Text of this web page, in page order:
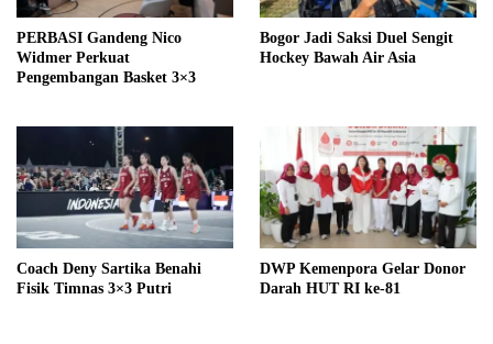
PERBASI Gandeng Nico
Widmer Perkuat
Pengembangan Basket 3×3
Bogor Jadi Saksi Duel Sengit
Hockey Bawah Air Asia
Coach Deny Sartika Benahi
Fisik Timnas 3×3 Putri
DWP Kemenpora Gelar Donor
Darah HUT RI ke-81